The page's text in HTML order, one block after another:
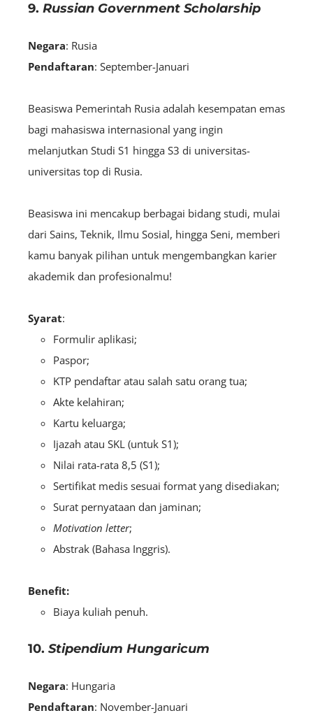
9. Russian Government Scholarship
Negara: Rusia
Pendaftaran: September-Januari
Beasiswa Pemerintah Rusia adalah kesempatan emas
bagi mahasiswa internasional yang ingin
melanjutkan Studi S1 hingga S3 di universitas-
universitas top di Rusia.
Beasiswa ini mencakup berbagai bidang studi, mulai
dari Sains, Teknik, Ilmu Sosial, hingga Seni, memberi
kamu banyak pilihan untuk mengembangkan karier
akademik dan profesionalmu!
Syarat:
Formulir aplikasi;
Paspor;
KTP pendaftar atau salah satu orang tua;
Akte kelahiran;
Kartu keluarga;
Ijazah atau SKL (untuk S1);
Nilai rata-rata 8,5 (S1);
Sertifikat medis sesuai format yang disediakan;
Surat pernyataan dan jaminan;
Motivation letter;
Abstrak (Bahasa Inggris).
Benefit:
Biaya kuliah penuh.
10. Stipendium Hungaricum
Negara: Hungaria
Pendaftaran: November-Januari